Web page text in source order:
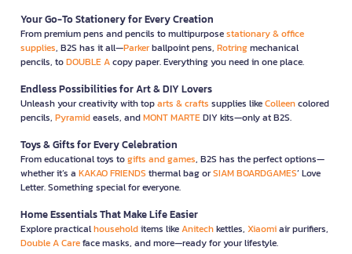
Your Go-To Stationery for Every Creation
From premium pens and pencils to multipurposestationary & office
supplies, B2S has it all—Parkerballpoint pens, Rotringmechanical
pencils, toDOUBLE Acopy paper. Everything you need in one place.
Endless Possibilities for Art & DIY Lovers
Unleash your creativity with toparts & crafts supplies likeColleencolored
pencils, Pyramideasels, andMONT MARTEDIY kits—only at B2S.
Toys & Gifts for Every Celebration
From educational toys togifts and games, B2S has the perfect options—
whether it’s a KAKAO FRIENDS thermal bag orSIAM BOARDGAMES’ Love
Letter. Something special for everyone.
Home Essentials That Make Life Easier
Explore practicalhouseholditems likeAnitechkettles, Xiaomiair purifiers,
Double A Careface masks, and more—ready for your lifestyle.